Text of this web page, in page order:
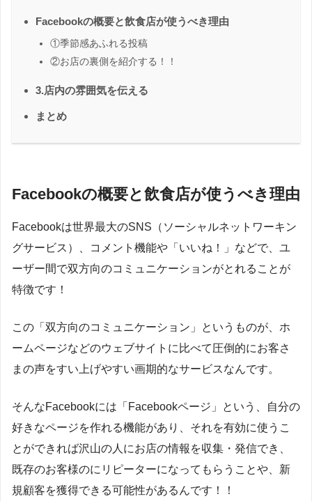
Facebookの概要と飲食店が使うべき理由
①季節感あふれる投稿
②お店の裏側を紹介する！！
3.店内の雰囲気を伝える
まとめ
Facebookの概要と飲食店が使うべき理由
Facebookは世界最大のSNS（ソーシャルネットワーキン
グサービス）、コメント機能や「いいね！」などで、ユ
ーザー間で双方向のコミュニケーションがとれることが
特徴です！
この「双方向のコミュニケーション」というものが、ホ
ームページなどのウェブサイトに比べて圧倒的にお客さ
まの声をすい上げやすい画期的なサービスなんです。
そんなFacebookには「Facebookページ」という、自分の
好きなページを作れる機能があり、それを有効に使うこ
とができれば沢山の人にお店の情報を収集・発信でき、
既存のお客様のにリピーターになってもらうことや、新
規顧客を獲得できる可能性があるんです！！